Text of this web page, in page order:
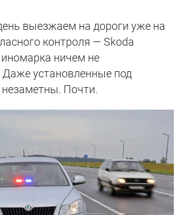
выезжаем на дороги уже на
контроля — Skoda
ничем не
Даже установленные под
Почти.